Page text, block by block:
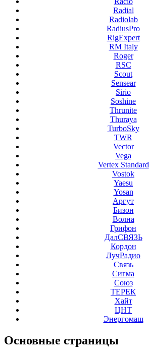
Radial
Radiolab
RadiusPro
RigExpert
RM Italy
Roger
RSC
Scout
Sensear
Sirio
Soshine
Thrunite
Thuraya
TurboSky
TWR
Vector
Vega
Vertex Standard
Vostok
Yaesu
Yosan
Аргут
Бизон
Волна
Грифон
ДалСВЯЗЬ
Кордон
ЛучРадио
Связь
Сигма
Союз
ТЕРЕК
Хайт
ЦНТ
Энергомаш
Основные страницы